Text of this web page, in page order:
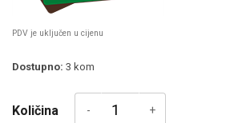
PDV je uključen u cijenu
Dostupno: 3 kom
Količina